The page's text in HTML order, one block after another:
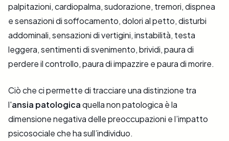
palpitazioni, cardiopalma, sudorazione, tremori, dispnea
e sensazioni di soffocamento, dolori al petto, disturbi
addominali, sensazioni di vertigini, instabilità, testa
leggera, sentimenti di svenimento, brividi, paura di
perdere il controllo, paura di impazzire e paura di morire.
Ciò che ci permette di tracciare una distinzione tra
l'ansia patologicaquella non patologica è la
dimensione negativa delle preoccupazioni e l’impatto
psicosociale che ha sull’individuo.